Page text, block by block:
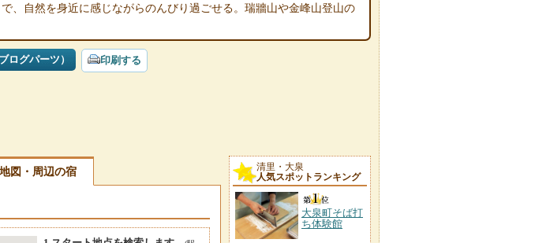
、自然を身近に感じながらのんびり過ごせる。瑞牆山や金峰山登山の
ログパーツ） 印刷する
地図・周辺の宿
清里・大泉
人気スポットランキング
大泉町そば打
ち体験館